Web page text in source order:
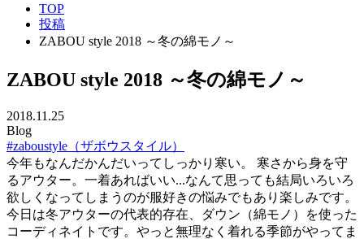
TOP
投稿
ZABOU style 2018 ～冬の綿モノ～
ZABOU style 2018 ～冬の綿モノ～
2018.11.25
Blog
#zaboustyle（ザボウスタイル）
今年もなんだかんだいってしっかり寒い。 寒さから身を守
るアウター。一着あればいい...なんて思っても結局いろいろ
欲しくなってしまうのが服好きの悩みでもあり楽しみです。
今日は冬アウターの代表的存在、ダウン（綿モノ）を使った
コーディネイトです。やっと無理なく着れる季節がやってま